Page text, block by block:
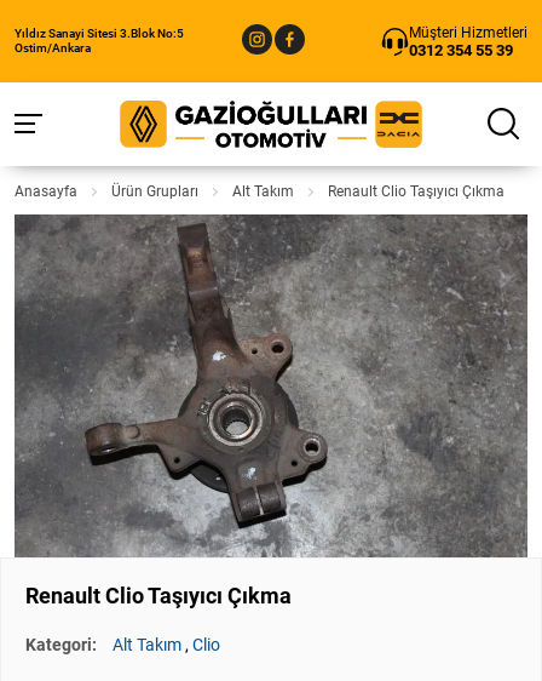
Yıldız Sanayi Sitesi 3.Blok No:5
Ostim/Ankara
Müşteri Hizmetleri
0312 354 55 39
Anasayfa Ürün Grupları Alt Takım Renault Clio Taşıyıcı Çıkma
Renault Clio Taşıyıcı Çıkma
Kategori: Alt Takım , Clio